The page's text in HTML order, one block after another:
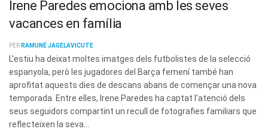
Irene Paredes emociona amb les seves
vacances en família
PER RAMUNÉ JAGELAVICUTE
L'estiu ha deixat moltes imatges dels futbolistes de la selecció
espanyola, però les jugadores del Barça femení també han
aprofitat aquests dies de descans abans de començar una nova
temporada. Entre elles, Irene Paredes ha captat l'atenció dels
seus seguidors compartint un recull de fotografies familiars que
reflecteixen la seva...